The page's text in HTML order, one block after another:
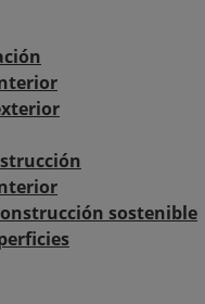
sostenible